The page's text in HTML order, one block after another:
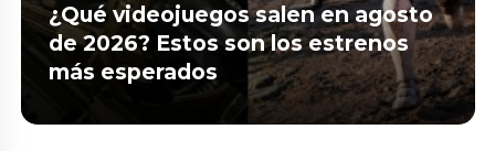
¿Qué videojuegos salen en agosto
de 2026? Estos son los estrenos
más esperados